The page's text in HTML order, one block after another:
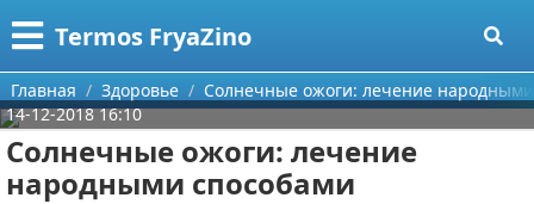
Termos FryaZino
Меню
Главная
Категории
Программирование
Поиск
Главная Здоровье
Солнечные ожоги: лечение
14-12-2018 16:10
Солнечные ожоги: лечение
народными способами